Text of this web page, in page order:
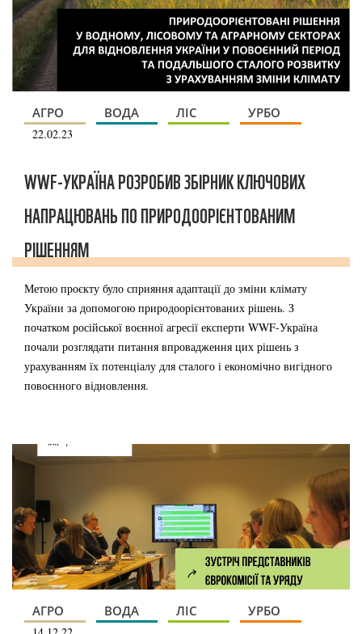
АГРО ВОДА ЛІС УРБО
22.02.23
WWF-УКРАЇНА РОЗРОБИВ ЗБІРНИК КЛЮЧОВИХ
НАПРАЦЮВАНЬ ПО ПРИРОДООРІЄНТОВАНИМ
РІШЕННЯМ
Метою проєкту було сприяння адаптації до зміни клімату
України за допомогою природоорієнтованих рішень. З
початком російської воєнної агресії експерти WWF-Україна
почали розглядати питання впровадження цих рішень з
урахуванням їх потенціалу для сталого і економічно вигідного
повоєнного відновлення.
АГРО ВОДА ЛІС УРБО